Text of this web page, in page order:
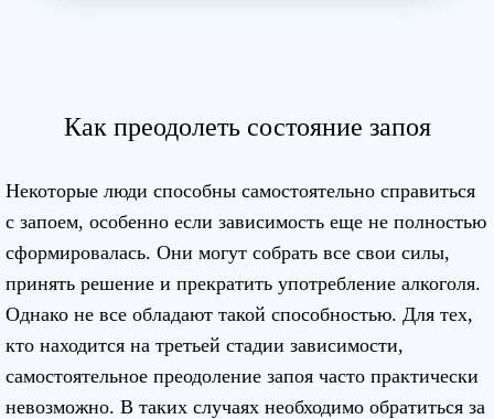
Как преодолеть состояние запоя
Некоторые люди способны самостоятельно справиться
с запоем, особенно если зависимость еще не полностью
сформировалась. Они могут собрать все свои силы,
принять решение и прекратить употребление алкоголя.
Однако не все обладают такой способностью. Для тех,
кто находится на третьей стадии зависимости,
самостоятельное преодоление запоя часто практически
невозможно. В таких случаях необходимо обратиться за